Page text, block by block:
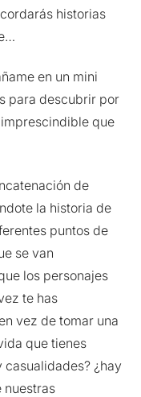
historias
en un mini
para descubrir por
que
de
la historia de
puntos de
se van
los personajes
te has
vez de tomar una
que tienes
casualidades? ¿hay
nuestras